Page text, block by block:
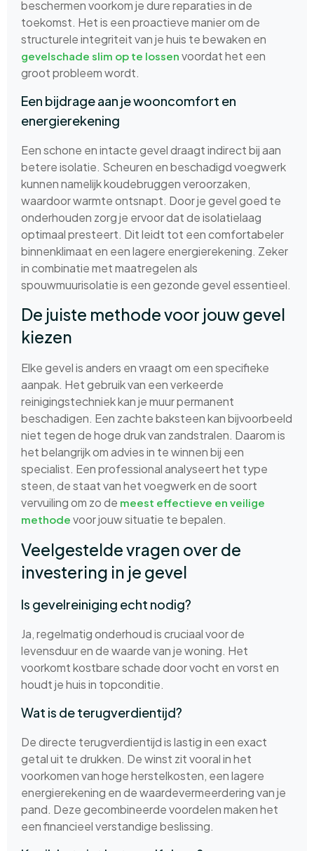
beschermen voorkom je dure reparaties in de
toekomst. Het is een proactieve manier om de
structurele integriteit van je huis te bewaken en
gevelschade slim op te lossen voordat het een
groot probleem wordt.
Een bijdrage aan je wooncomfort en
energierekening
Een schone en intacte gevel draagt indirect bij aan
betere isolatie. Scheuren en beschadigd voegwerk
kunnen namelijk koudebruggen veroorzaken,
waardoor warmte ontsnapt. Door je gevel goed te
onderhouden zorg je ervoor dat de isolatielaag
optimaal presteert. Dit leidt tot een comfortabeler
binnenklimaat en een lagere energierekening. Zeker
in combinatie met maatregelen als
spouwmuurisolatie is een gezonde gevel essentieel.
De juiste methode voor jouw gevel
kiezen
Elke gevel is anders en vraagt om een specifieke
aanpak. Het gebruik van een verkeerde
reinigingstechniek kan je muur permanent
beschadigen. Een zachte baksteen kan bijvoorbeeld
niet tegen de hoge druk van zandstralen. Daarom is
het belangrijk om advies in te winnen bij een
specialist. Een professional analyseert het type
steen, de staat van het voegwerk en de soort
vervuiling om zo de meest effectieve en veilige
methode voor jouw situatie te bepalen.
Veelgestelde vragen over de
investering in je gevel
Is gevelreiniging echt nodig?
Ja, regelmatig onderhoud is cruciaal voor de
levensduur en de waarde van je woning. Het
voorkomt kostbare schade door vocht en vorst en
houdt je huis in topconditie.
Wat is de terugverdientijd?
De directe terugverdientijd is lastig in een exact
getal uit te drukken. De winst zit vooral in het
voorkomen van hoge herstelkosten, een lagere
energierekening en de waardevermeerdering van je
pand. Deze gecombineerde voordelen maken het
een financieel verstandige beslissing.